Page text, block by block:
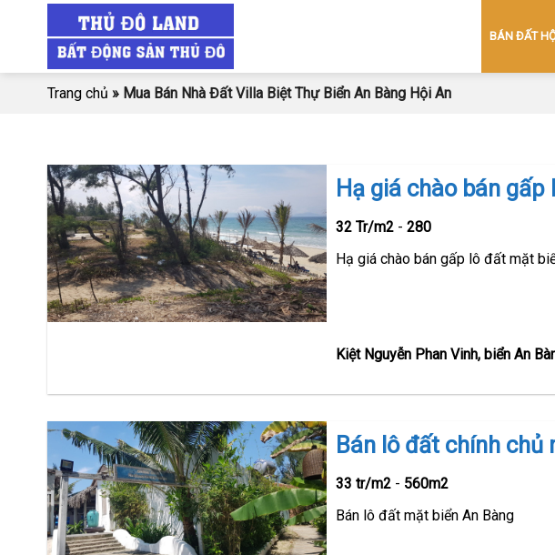
BÁN ĐẤT
Trang chủ » Mua Bán Nhà Đất Villa Biệt Thự Biển An Bàng Hội An
Hạ giá chào bán
32 Tr/m2 -280
Hạ giá chào bán gấp lô đất mặt
Kiệt Nguyễn Phan Vinh, biển An
Bán lô đất chính chủ
33 tr/m2 - 560m2
Bán lô đất mặt biển An Bàng